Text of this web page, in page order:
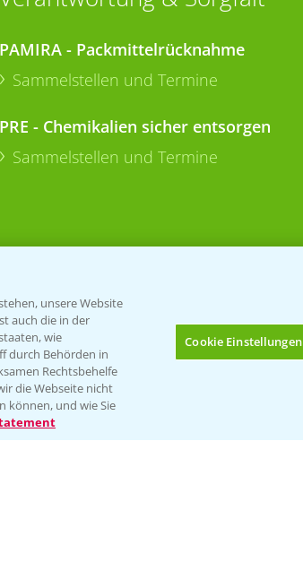
vergleichen:
PAMIRA - Packmittelrücknahme
Sammelstellen und Termine
PRE - Chemikalien sicher entsorgen
Sammelstellen und Termine
Sie uns
unsere Website
auch die in der
wie
durch Behörden in
Rechtsbehelfe
die Webseite nicht
können, und wie Sie
Cookie Einstellungen